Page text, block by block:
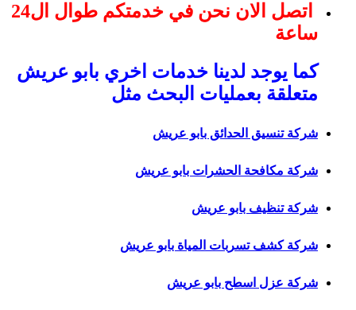
اتصل الان نحن في خدمتكم طوال ال24
ساعة
كما يوجد لدينا خدمات اخري بابو عريش
متعلقة بعمليات البحث مثل
شركة تنسيق الحدائق بابو عريش
شركة مكافحة الحشرات بابو عريش
شركة تنظيف بابو عريش
شركة كشف تسربات المياة بابو عريش
شركة عزل اسطح بابو عريش